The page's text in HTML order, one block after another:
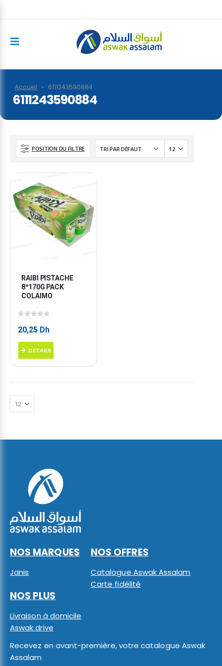
Accueil » 6111243590884
6111243590884
POSITION DU FILTRE
RAIBI PISTACHE
8*170G PACK
COLAIMO
20,25 Dh
DETAILS
NOS MARQUES
Janis
NOS OFFRES
Catalogue Aswak Assalam
Carte fidélité
NOS PLUS
Livraison à domicile
Aswak drive
Recevez en avant-première, votre catalogue Aswak
Assalam